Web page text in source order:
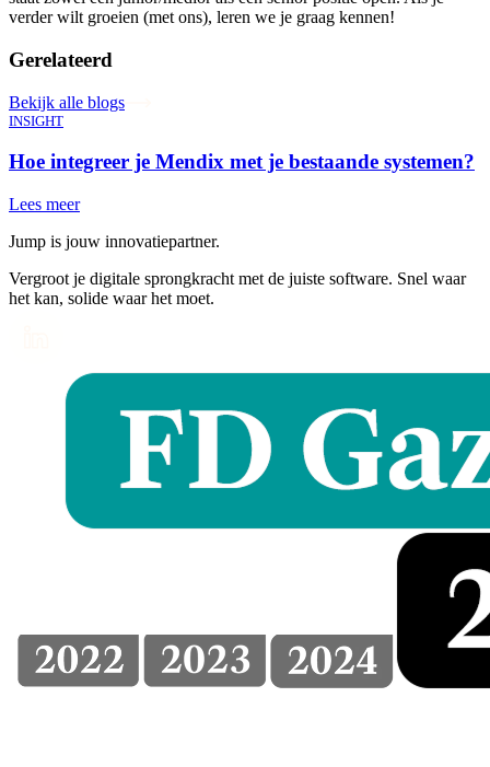
verder wilt groeien (met ons), leren we je graag kennen!
Gerelateerd
Bekijk alle blogs
INSIGHT
Hoe integreer je Mendix met je bestaande systemen?
Lees meer
Jump is jouw innovatiepartner.
Vergroot je digitale sprongkracht met de juiste software. Snel waar
het kan, solide waar het moet.